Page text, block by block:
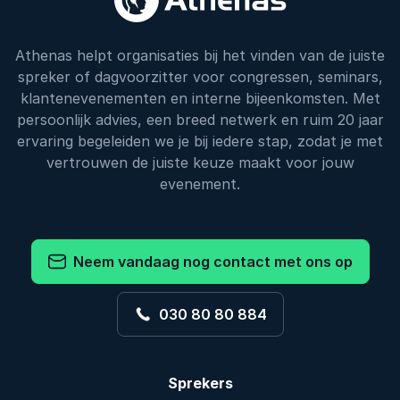
Athenas helpt organisaties bij het vinden van de juiste
spreker of dagvoorzitter voor congressen, seminars,
klantenevenementen en interne bijeenkomsten. Met
persoonlijk advies, een breed netwerk en ruim 20 jaar
ervaring begeleiden we je bij iedere stap, zodat je met
vertrouwen de juiste keuze maakt voor jouw
evenement.
Neem vandaag nog contact met ons op
030 80 80 884
Sprekers